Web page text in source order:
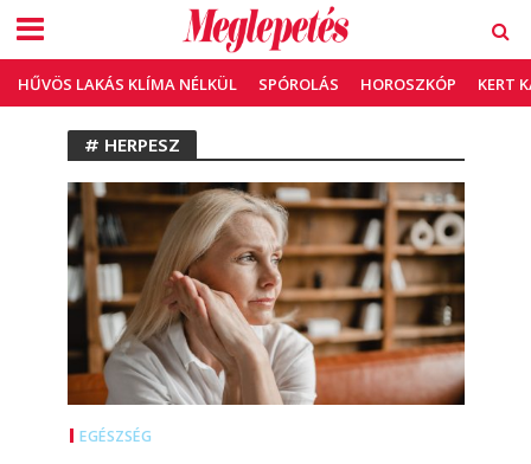
HŰVÖS LAKÁS KLÍMA NÉLKÜL SPÓROLÁS HOROSZKÓP KERT
# HERPESZ
EGÉSZSÉG